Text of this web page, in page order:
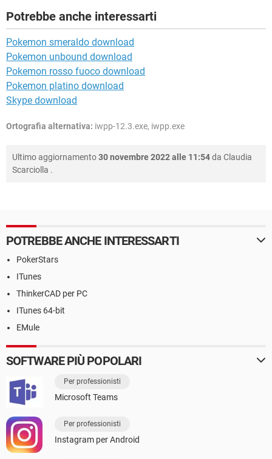
Potrebbe anche interessarti
Pokemon smeraldo download
Pokemon unbound download
Pokemon rosso fuoco download
Pokemon platino download
Skype download
Ortografia alternativa: iwpp-12.3.exe, iwpp.exe
Ultimo aggiornamento30 novembre 2022 alle 11:54da Claudia
Scarciolla .
POTREBBE ANCHE INTERESSARTI
PokerStars
ITunes
ThinkerCAD per PC
ITunes 64-bit
EMule
SOFTWARE PIÙ POPOLARI
Per professionisti
Microsoft Teams
Per professionisti
Instagram per Android